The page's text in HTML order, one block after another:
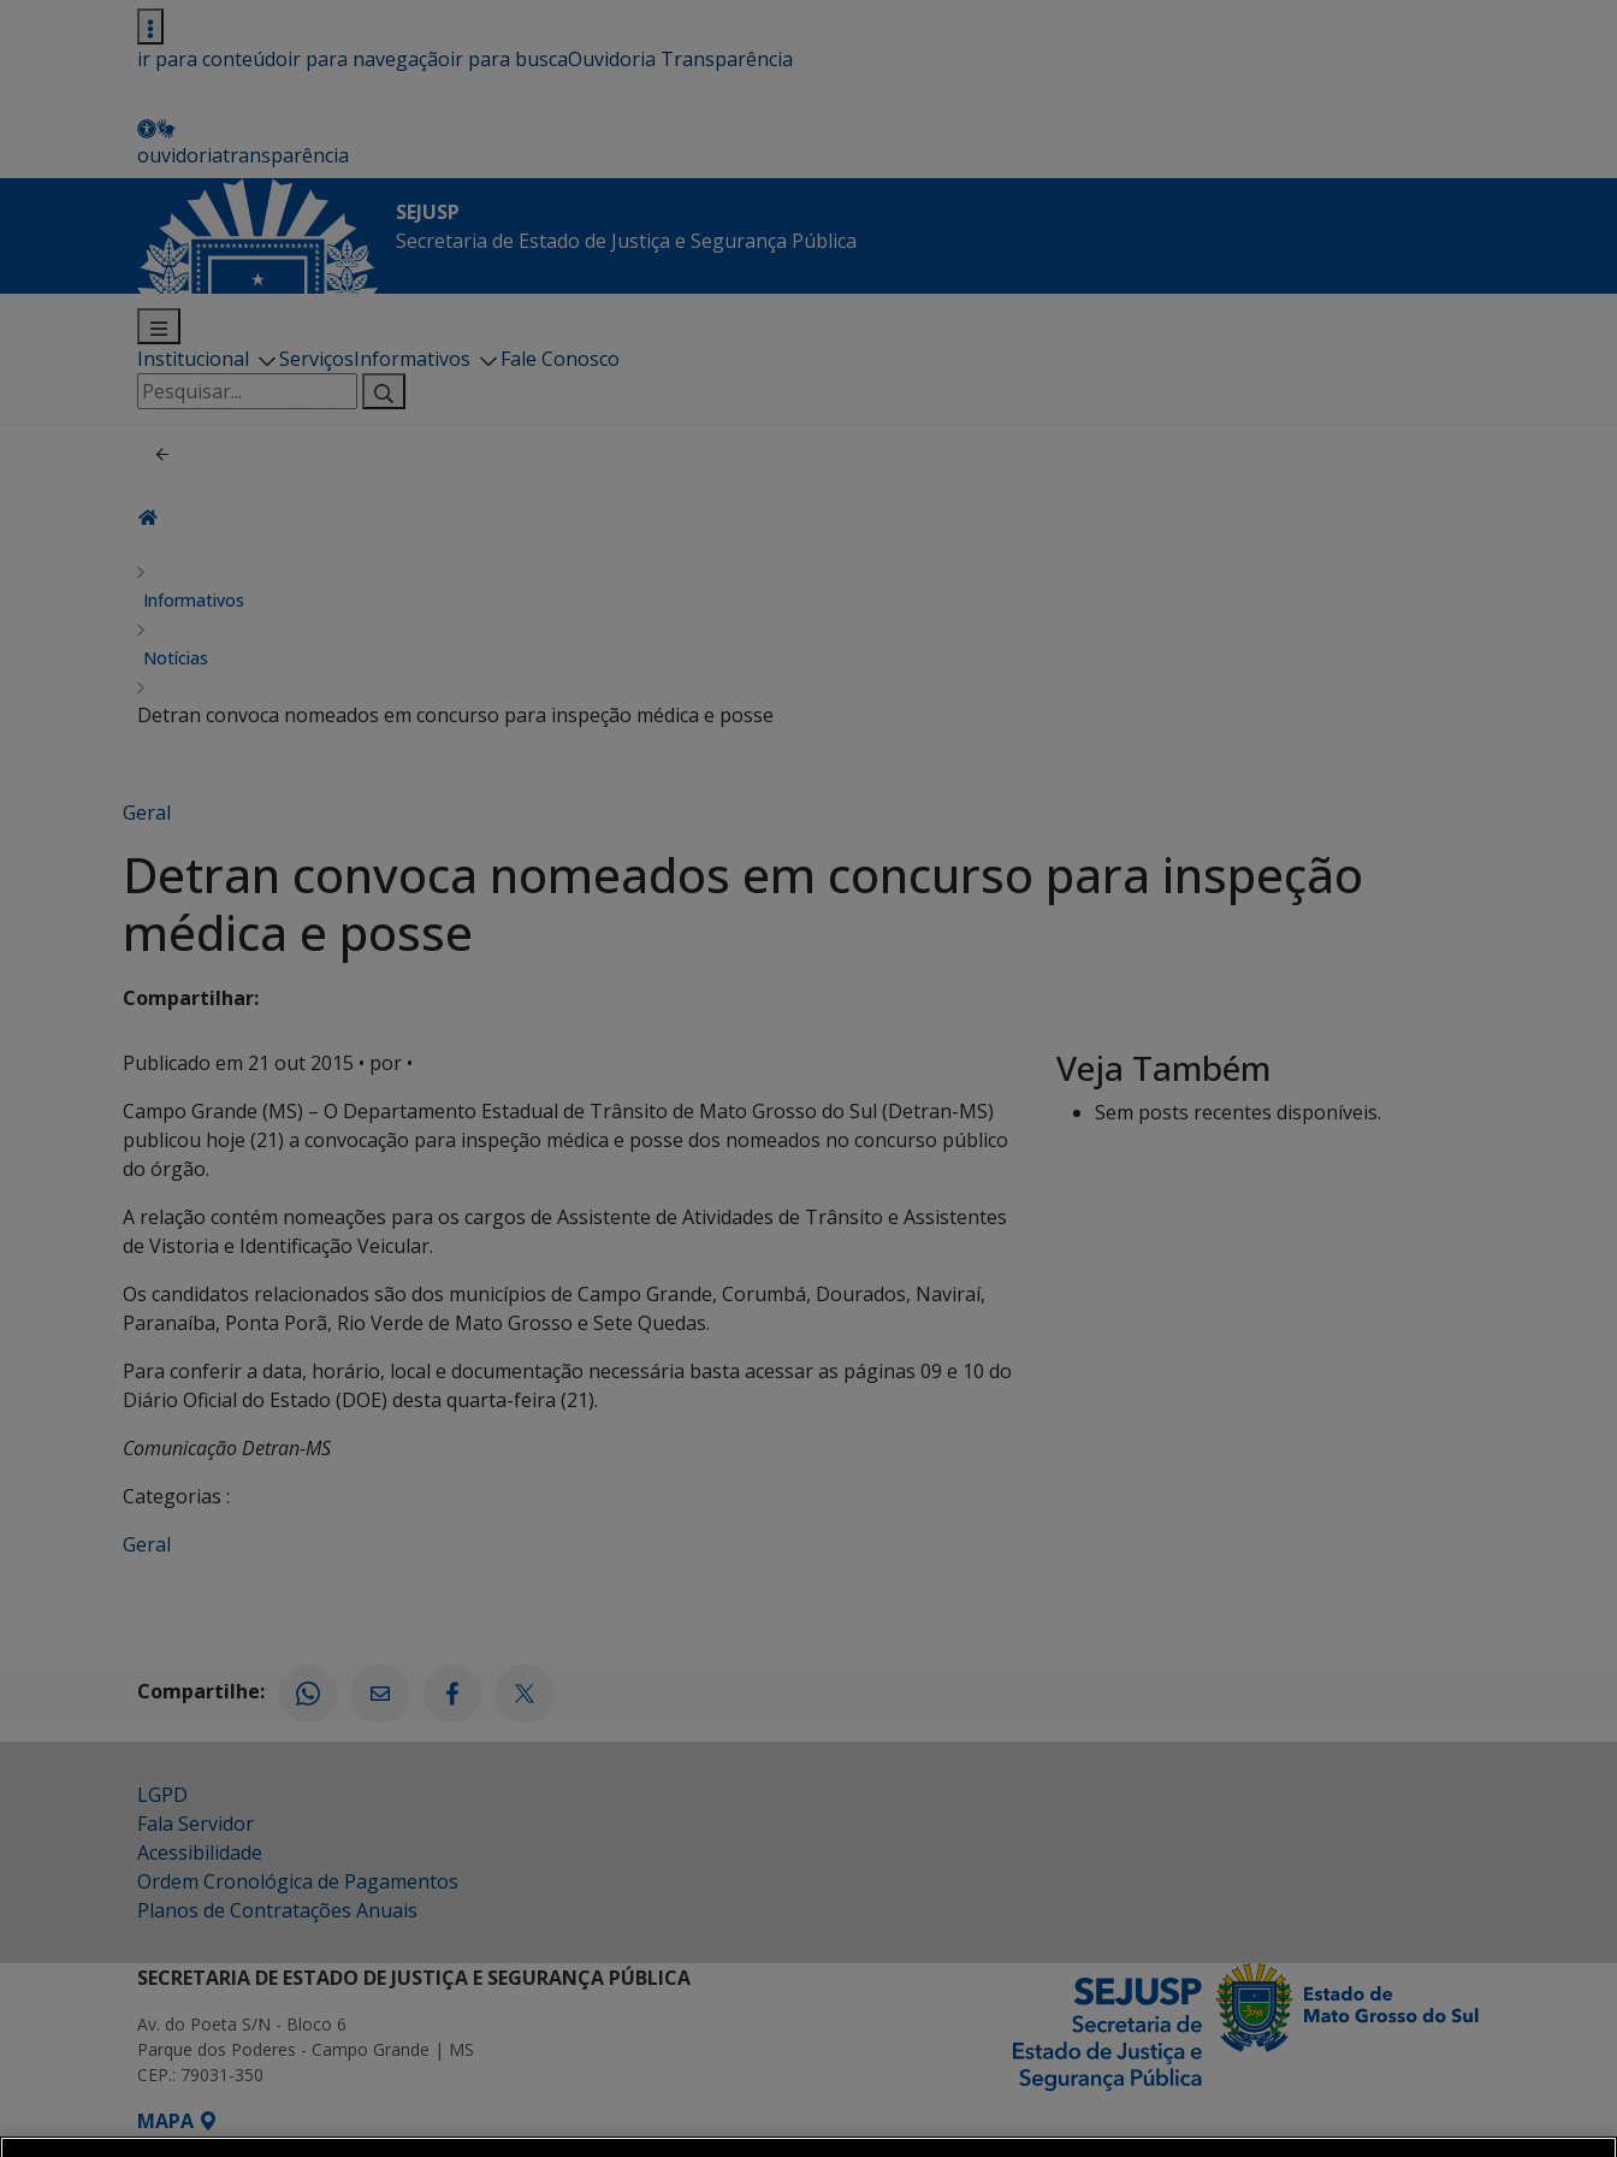
ir para conteúdoir para navegaçãoir para buscaOuvidoria Transparência
ouvidoriatransparência
SEJUSP
Secretaria de Estado de Justiça e Segurança Pública
Institucional ServiçosInformativos
Fale Conosco
Pesquisar
por:
Informativos
Notícias
Detran convoca nomeados em concurso para inspeção médica e posse
Geral
Detran convoca nomeados em concurso para inspeção
médica e posse
Compartilhar:
Publicado em 21 out 2015 • por •
Campo Grande (MS) – O Departamento Estadual de Trânsito de Mato Grosso do Sul (Detran-MS)
publicou hoje (21) a convocação para inspeção médica e posse dos nomeados no concurso público
do órgão.
A relação contém nomeações para os cargos de Assistente de Atividades de Trânsito e Assistentes
de Vistoria e Identificação Veicular.
Os candidatos relacionados são dos municípios de Campo Grande, Corumbá, Dourados, Naviraí,
Paranaíba, Ponta Porã, Rio Verde de Mato Grosso e Sete Quedas.
Para conferir a data, horário, local e documentação necessária basta acessar as páginas 09 e 10 do
Diário Oficial do Estado (DOE) desta quarta-feira (21).
Comunicação Detran-MS
Categorias :
Geral
Veja Também
Sem posts recentes disponíveis.
Compartilhe:
LGPD
Fala Servidor
Acessibilidade
Ordem Cronológica de Pagamentos
Planos de Contratações Anuais
SECRETARIA DE ESTADO DE JUSTIÇA E SEGURANÇA PÚBLICA
Av. do Poeta S/N - Bloco 6
Parque dos Poderes - Campo Grande | MS
CEP.: 79031-350
MAPA